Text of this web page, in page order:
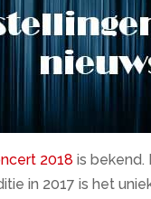
2018 is bekend.
in 2017 is het